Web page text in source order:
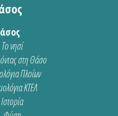
Το νησί
στη Θάσο
Πλοίων
ΚΤΕΛ
Ιστορία